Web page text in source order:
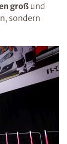
großund
sondern